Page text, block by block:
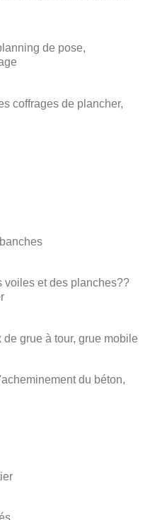
de pose,
coffrages de plancher,
voiles et des planches??
grue à tour, grue mobile
du béton,